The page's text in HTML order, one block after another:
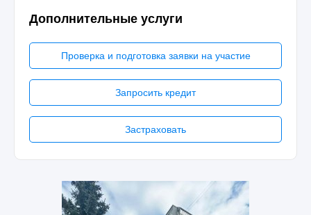
Дополнительные услуги
Проверка и подготовка заявки на участие
Запросить кредит
Застраховать